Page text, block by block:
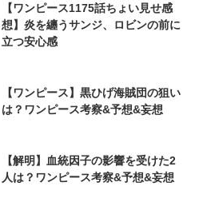
【ワンピース1175話ちょい見せ感
想】炎を纏うサンジ、ロビンの前に
立つ安心感
【ワンピース】黒ひげ海賊団の狙い
は？ワンピース考察&予想&妄想
【解明】血統因子の影響を受けた2
人は？ワンピース考察&予想&妄想